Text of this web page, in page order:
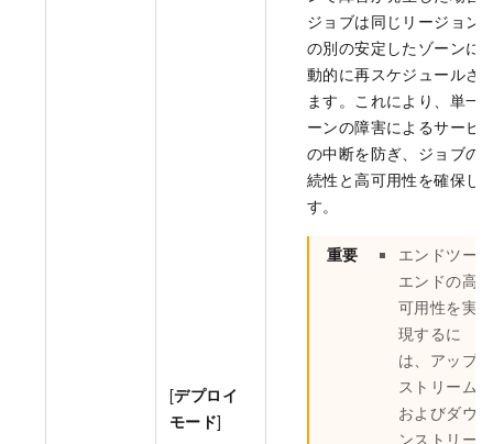
[デプロイ
モード]
ジョブは同じリージョン
の別の安定したゾーンに
動的に再スケジュールさ
ます。これにより、単一
ーンの障害によるサービ
の中断を防ぎ、ジョブの
続性と高可用性を確保し
す。
重要
エンドツー
エンドの高
可用性を実
現するに
は、アップ
ストリーム
およびダウ
ンストリー